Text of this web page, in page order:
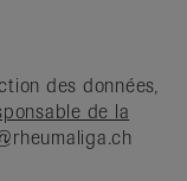
des données,
de la